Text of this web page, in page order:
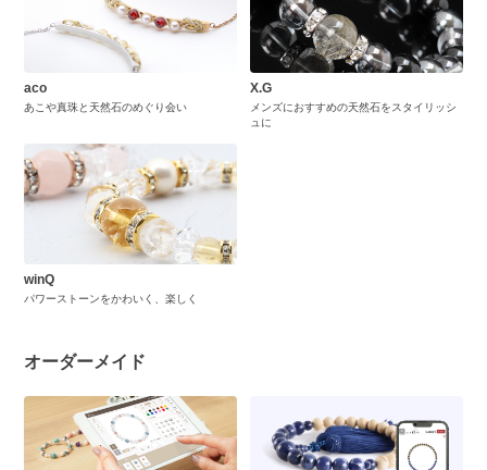
aco
あこや真珠と天然石のめぐり会い
X.G
メンズにおすすめの天然石をスタイリッシ
ュに
winQ
パワーストーンをかわいく、楽しく
オーダーメイド